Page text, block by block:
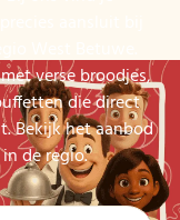
verse broodjes,
die direct
Bekijk het aanbod
de regio.